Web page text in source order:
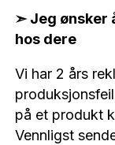
➣ Jeg ønsker
hos dere
Vi har 2 års
på et produkt
Vennligst